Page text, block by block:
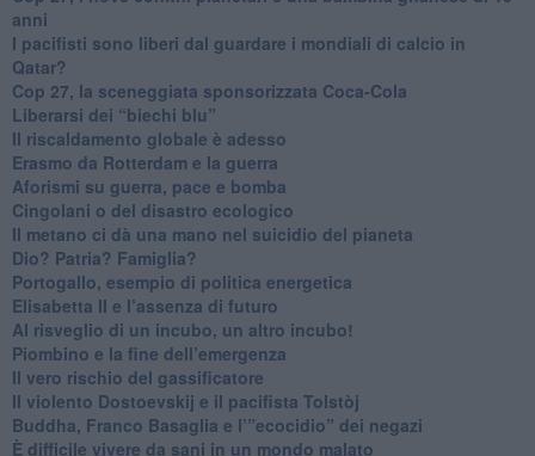
anni
​I pacifisti sono liberi dal guardare i mondiali di calcio in
Qatar?
​Cop 27, la sceneggiata sponsorizzata Coca-Cola
​Liberarsi dei “biechi blu”
Il riscaldamento globale è adesso
​Erasmo da Rotterdam e la guerra
​Aforismi su guerra, pace e bomba
Cingolani o del disastro ecologico
​Il metano ci dà una mano nel suicidio del pianeta
​Dio? Patria? Famiglia?
Portogallo, esempio di politica energetica
​Elisabetta II e l’assenza di futuro
Al risveglio di un incubo, un altro incubo!
​Piombino e la fine dell’emergenza
​Il vero rischio del gassificatore
​Il violento Dostoevskij e il pacifista Tolstòj
​Buddha, Franco Basaglia e l’”ecocidio” dei negazi
​È difficile vivere da sani in un mondo malato